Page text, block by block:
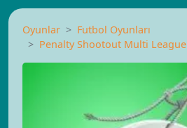
Oyunlar
Futbol Oyunları
Penalty Shootout Multi League